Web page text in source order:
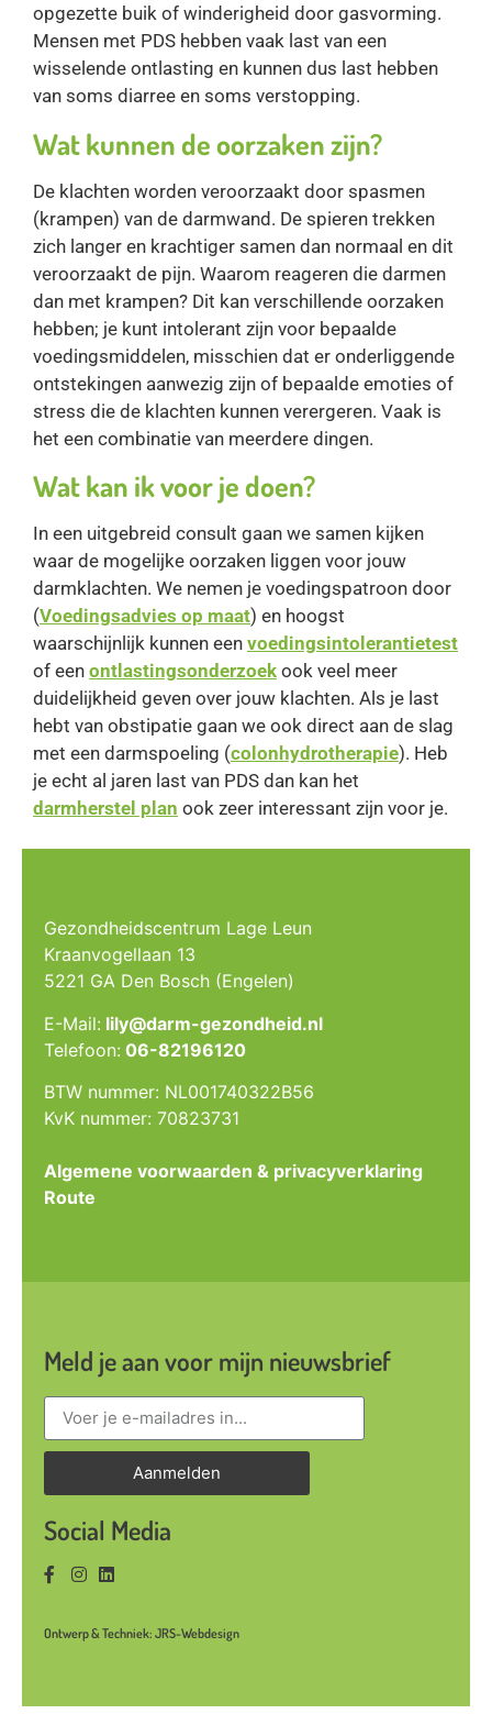
opgezette buik of winderigheid door gasvorming.
Mensen met PDS hebben vaak last van een
wisselende ontlasting en kunnen dus last hebben
van soms diarree en soms verstopping.
Wat kunnen de oorzaken zijn?
De klachten worden veroorzaakt door spasmen
(krampen) van de darmwand. De spieren trekken
zich langer en krachtiger samen dan normaal en dit
veroorzaakt de pijn. Waarom reageren die darmen
dan met krampen? Dit kan verschillende oorzaken
hebben; je kunt intolerant zijn voor bepaalde
voedingsmiddelen, misschien dat er onderliggende
ontstekingen aanwezig zijn of bepaalde emoties of
stress die de klachten kunnen verergeren. Vaak is
het een combinatie van meerdere dingen.
Wat kan ik voor je doen?
In een uitgebreid consult gaan we samen kijken
waar de mogelijke oorzaken liggen voor jouw
darmklachten. We nemen je voedingspatroon door
(Voedingsadvies op maat) en hoogst
waarschijnlijk kunnen een voedingsintolerantietest
of een ontlastingsonderzoek ook veel meer
duidelijkheid geven over jouw klachten. Als je last
hebt van obstipatie gaan we ook direct aan de slag
met een darmspoeling (colonhydrotherapie). Heb
je echt al jaren last van PDS dan kan het
darmherstel plan ook zeer interessant zijn voor je.
Gezondheidscentrum Lage Leun
Kraanvogellaan 13
5221 GA Den Bosch (Engelen)
E-Mail: lily@darm-gezondheid.nl
Telefoon: 06-82196120
BTW nummer: NL001740322B56
KvK nummer: 70823731
Algemene voorwaarden & privacyverklaring
Route
Meld je aan voor mijn nieuwsbrief
Aanmelden
Social Media
Ontwerp & Techniek: JRS-Webdesign